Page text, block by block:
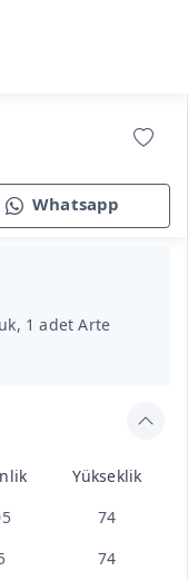
Whatsapp
1 adet Arte
Yükseklik
74
74